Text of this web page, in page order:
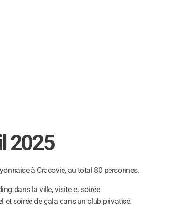
2025
à Cracovie, au total 80 personnes.
dans la ville, visite et soirée
et soirée de gala dans un club privatisé.